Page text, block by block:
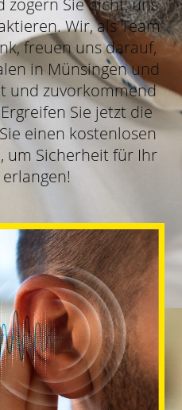
Wir, als Team
freuen uns darauf,
in Münsingen und
und zuvorkommend
Sie jetzt die
einen kostenlosen
Sicherheit für Ihr